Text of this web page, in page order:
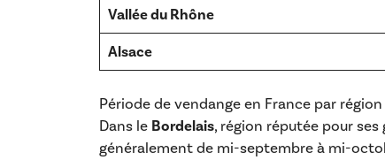
Vallée du Rhône
Alsace
Période de vendange en France par région
Dans le Bordelais, région réputée pour
généralement de mi-septembre à mi-